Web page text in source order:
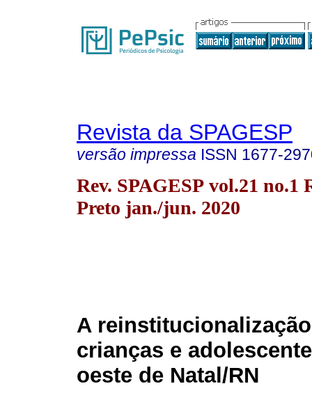
Revista da SPAGESP
versão impressa ISSN 1677-
Rev. SPAGESP vol.21 no.1
Preto jan./jun. 2020
A
crianças e
oeste de Natal/RN